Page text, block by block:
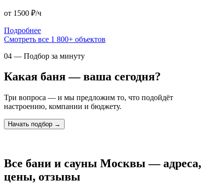
от 1500 ₽/ч
Подробнее
Смотреть все 1 800+ объектов
04 — Подбор за минуту
Какая баня — ваша сегодня?
Три вопроса — и мы предложим то, что подойдёт
настроению, компании и бюджету.
Начать подбор →
Все бани и сауны Москвы — адреса,
цены, отзывы